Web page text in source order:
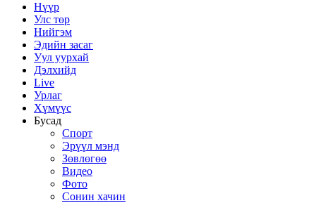
Нүүр
Улс төр
Нийгэм
Эдийн засаг
Уул уурхай
Дэлхийд
Live
Урлаг
Хүмүүс
Бусад
Спорт
Эрүүл мэнд
Зөвлөгөө
Видео
Фото
Сонин хачин